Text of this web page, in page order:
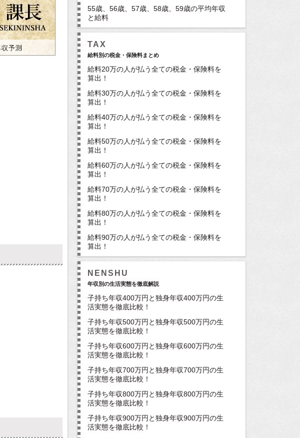
55歳、56歳、57歳、58歳、59歳の平均年収
と給料
TAX
給料別の税金・保険料まとめ
給料20万の人が払う全ての税金・保険料を
算出！
給料30万の人が払う全ての税金・保険料を
算出！
給料40万の人が払う全ての税金・保険料を
算出！
給料50万の人が払う全ての税金・保険料を
算出！
給料60万の人が払う全ての税金・保険料を
算出！
給料70万の人が払う全ての税金・保険料を
算出！
給料80万の人が払う全ての税金・保険料を
算出！
給料90万の人が払う全ての税金・保険料を
算出！
NENSHU
年収別の生活実態を徹底解説
子持ち年収400万円と独身年収400万円の生
活実態を徹底比較！
子持ち年収500万円と独身年収500万円の生
活実態を徹底比較！
子持ち年収600万円と独身年収600万円の生
活実態を徹底比較！
子持ち年収700万円と独身年収700万円の生
活実態を徹底比較！
子持ち年収800万円と独身年収800万円の生
活実態を徹底比較！
子持ち年収900万円と独身年収900万円の生
活実態を徹底比較！